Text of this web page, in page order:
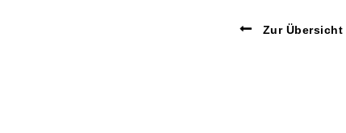
Zur Übersicht